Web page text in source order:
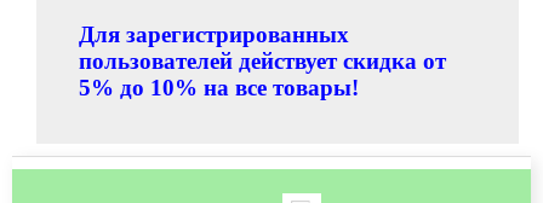
Для зарегистрированных
пользователей действует скидка от
5% до 10% на все товары!